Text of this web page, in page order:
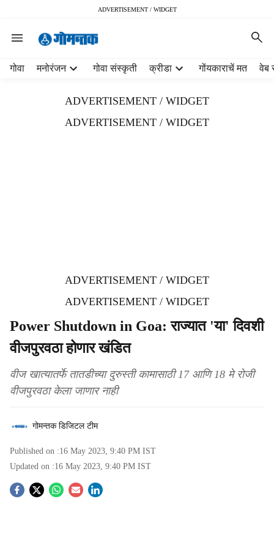
ADVERTISEMENT / WIDGET
गोवा मनोरंजन गोवा संस्कृती क्रीडा गोंयकाराचें मत वेब
ADVERTISEMENT / WIDGET
ADVERTISEMENT / WIDGET
ADVERTISEMENT / WIDGET
ADVERTISEMENT / WIDGET
Power Shutdown in Goa: राज्यात 'या' दिवशी
वीजपुरवठा होणार खंडित
वीज खात्यातर्फे तातडीच्या दुरुस्ती कामासाठी 17 आणि 18 मे रोजी
वीजपुरवठा केला जाणार नाही
गोमन्तक डिजिटल टीम
Published on :16 May 2023, 9:40 PM IST
Updated on :16 May 2023, 9:40 PM IST
S